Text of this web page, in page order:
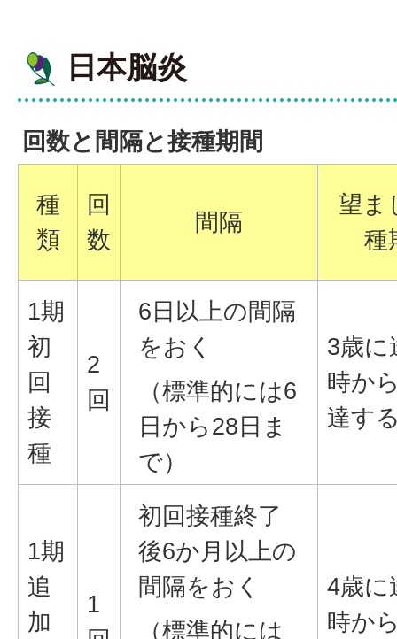
日本脳炎
回数と間隔と接種期間
種
類
回
数
間隔
望ま
種
1期
初
回
接
種
2
回
6日以上の間隔
をおく
（標準的には6
日から28日ま
で）
3歳に
時か
達す
1期
追
加
1
初回接種終了
後6か月以上の
間隔をおく
（標準的には
4歳に
時か